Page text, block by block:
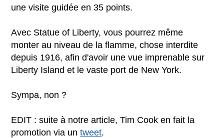
une visite guidée en 35 points.
Avec Statue of Liberty, vous pourrez même
monter au niveau de la flamme, chose interdite
depuis 1916, afin d'avoir une vue imprenable sur
Liberty Island et le vaste port de New York.
Sympa, non ?
EDIT : suite à notre article, Tim Cook en fait la
promotion via untweet.